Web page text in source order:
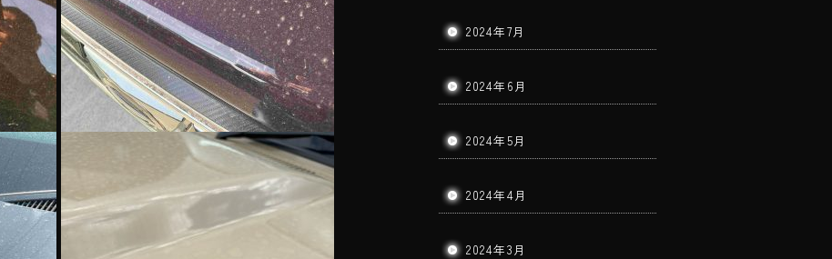
2024年7月
2024年6月
2024年5月
2024年4月
2024年3月